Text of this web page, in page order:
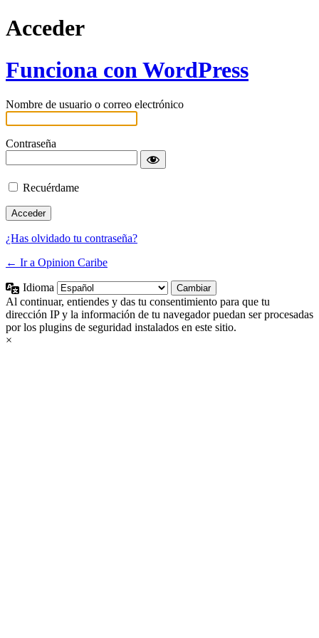
Acceder
Funciona con WordPress
Nombre de usuario o correo electrónico
Contraseña
Recuérdame
¿Has olvidado tu contraseña?
← Ir a Opinion Caribe
Idioma
Al continuar, entiendes y das tu consentimiento para que tu
dirección IP y la información de tu navegador puedan ser procesadas
por los plugins de seguridad instalados en este sitio.
×